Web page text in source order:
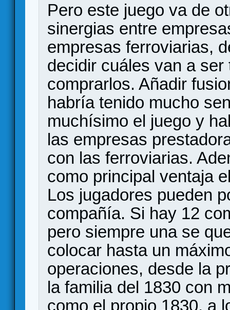
Pero este juego va de
sinergias entre
empresas ferroviarias,
decidir cuáles van a
comprarlos. Añadir
habría tenido mucho
muchísimo el juego y
las empresas
con las ferroviarias.
como principal ventaja
Los jugadores pueden
compañía. Si hay 12
pero siempre una se
colocar hasta un
operaciones, desde la
la familia del 1830 con
como el propio 1830, a